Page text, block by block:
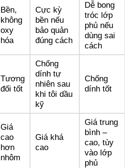
Bền,
không
oxy
hóa
Cực kỳ
bền nếu
bảo quản
đúng cách
Dễ bong
tróc lớp
phủ nếu
dùng sai
cách
Tương
đối tốt
Chống
dính tự
nhiên sau
khi tôi dầu
kỹ
Chống
dính tốt
Giá
cao
hơn
nhôm
Giá khá
cao
Giá trung
bình –
cao, tùy
vào lớp
phủ